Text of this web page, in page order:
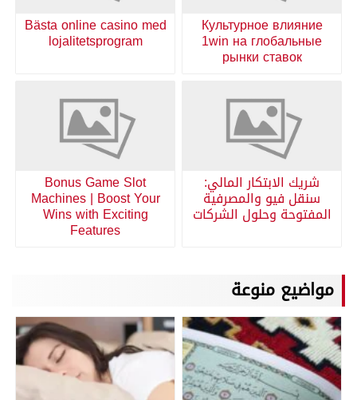
Культурное влияние
1win на глобальные
рынки ставок
Bästa online casino med
lojalitetsprogram
شريك الابتكار المالي:
سنقل فيو والمصرفية
المفتوحة وحلول الشركات
Bonus Game Slot
Machines | Boost Your
Wins with Exciting
Features
مواضيع منوعة